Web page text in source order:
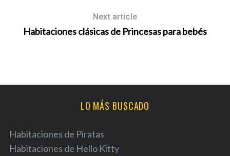
Next article
Habitaciones clásicas de Princesas para bebés
LO MÁS BUSCADO
Habitaciones de Piratas
Habitaciones de Hello Kitty